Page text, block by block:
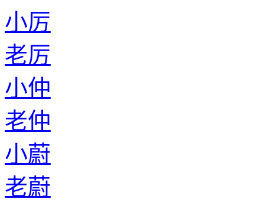
小厉
老厉
小仲
老仲
小蔚
老蔚